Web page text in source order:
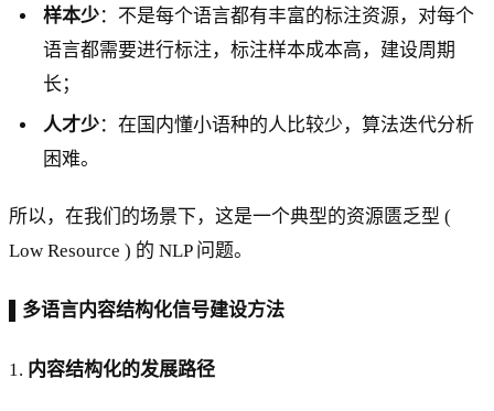
样本少：不是每个语言都有丰富的标注资源，对每个
语言都需要进行标注，标注样本成本高，建设周期
长；
人才少：在国内懂小语种的人比较少，算法迭代分析
困难。
所以，在我们的场景下，这是一个典型的资源匮乏型 (
Low Resource ) 的 NLP 问题。
▌多语言内容结构化信号建设方法
1. 内容结构化的发展路径